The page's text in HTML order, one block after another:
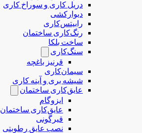
دریل کاری و سوراخ کاری
دیوارکشی
رابیتس‌کاری
رنگ‌کاری ساختمان
ساخت بلکا
سنگ‌کاری
قرنیز باغچه
سیمان‌کاری
شیشه بری و آینه کاری
عایق‌کاری ساختمان
ایزوگام
عایق‌کاری ساختمان
قیرگونی
نصب عایق رطوبتی